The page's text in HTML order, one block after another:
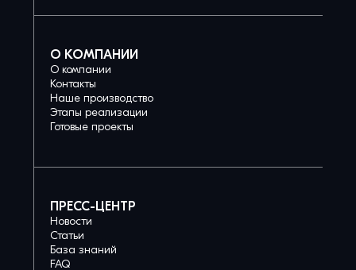
О КОМПАНИИ
О компании
Контакты
Наше производство
Этапы реализации
Готовые проекты
ПРЕСС-ЦЕНТР
Новости
Статьи
База знаний
FAQ